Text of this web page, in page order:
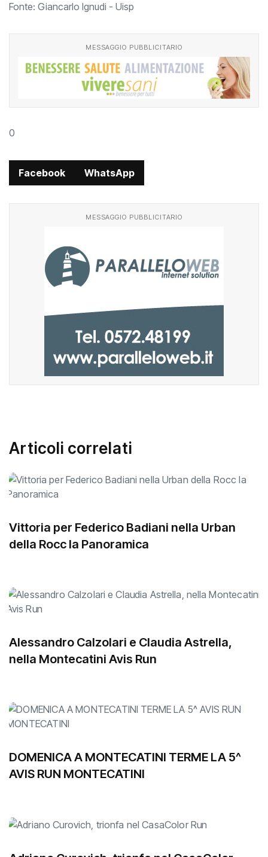
Fonte: Giancarlo Ignudi - Uisp
MESSAGGIO PUBBLICITARIO
0
Facebook WhatsApp
MESSAGGIO PUBBLICITARIO
Articoli correlati
Vittoria per Federico Badiani nella Urban
della Rocc la Panoramica
Alessandro Calzolari e Claudia Astrella,
nella Montecatini Avis Run
DOMENICA A MONTECATINI TERME LA 5^
AVIS RUN MONTECATINI